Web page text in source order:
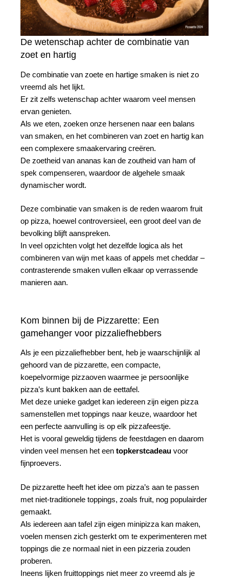
De wetenschap achter de combinatie van
zoet en hartig
De combinatie van zoete en hartige smaken is niet zo
vreemd als het lijkt.
Er zit zelfs wetenschap achter waarom veel mensen
ervan genieten.
Als we eten, zoeken onze hersenen naar een balans
van smaken, en het combineren van zoet en hartig kan
een complexere smaakervaring creëren.
De zoetheid van ananas kan de zoutheid van ham of
spek compenseren, waardoor de algehele smaak
dynamischer wordt.
Deze combinatie van smaken is de reden waarom fruit
op pizza, hoewel controversieel, een groot deel van de
bevolking blijft aanspreken.
In veel opzichten volgt het dezelfde logica als het
combineren van wijn met kaas of appels met cheddar –
contrasterende smaken vullen elkaar op verrassende
manieren aan.
Kom binnen bij de Pizzarette: Een
gamehanger voor pizzaliefhebbers
Als je een pizzaliefhebber bent, heb je waarschijnlijk al
gehoord van de pizzarette, een compacte,
koepelvormige pizzaoven waarmee je persoonlijke
pizza’s kunt bakken aan de eettafel.
Met deze unieke gadget kan iedereen zijn eigen pizza
samenstellen met toppings naar keuze, waardoor het
een perfecte aanvulling is op elk pizzafeestje.
Het is vooral geweldig tijdens de feestdagen en daarom
vinden veel mensen het een topkerstcadeau voor
fijnproevers.
De pizzarette heeft het idee om pizza’s aan te passen
met niet-traditionele toppings, zoals fruit, nog populairder
gemaakt.
Als iedereen aan tafel zijn eigen minipizza kan maken,
voelen mensen zich gesterkt om te experimenteren met
toppings die ze normaal niet in een pizzeria zouden
proberen.
Ineens lijken fruittoppings niet meer zo vreemd als je